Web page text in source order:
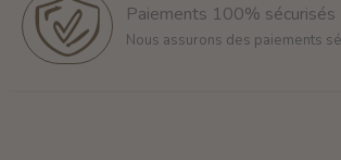
Paiements 100% sécurisés
Nous assurons des paiements